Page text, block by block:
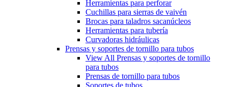
Herramientas para perforar
Cuchillas para sierras de vaivén
Brocas para taladros sacanúcleos
Herramientas para tubería
Curvadoras hidráulicas
Prensas y soportes de tornillo para tubos
View All Prensas y soportes de tornillo
para tubos
Prensas de tornillo para tubos